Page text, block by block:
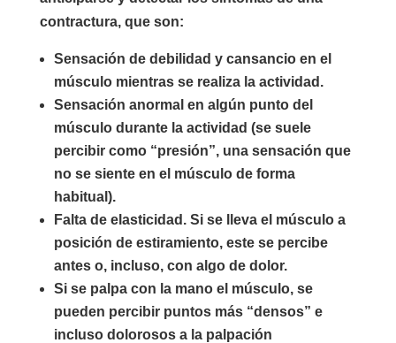
contractura, que son:
Sensación de debilidad y cansancio en el
músculo mientras se realiza la actividad.
Sensación anormal en algún punto del
músculo durante la actividad (se suele
percibir como “presión”, una sensación que
no se siente en el músculo de forma
habitual).
Falta de elasticidad. Si se lleva el músculo a
posición de estiramiento, este se percibe
antes o, incluso, con algo de dolor.
Si se palpa con la mano el músculo, se
pueden percibir puntos más “densos” e
incluso dolorosos a la palpación